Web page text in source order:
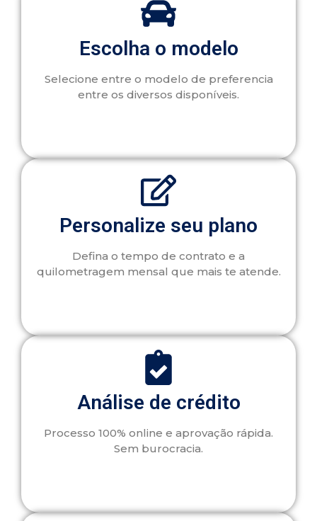
Escolha o modelo
Selecione entre o modelo de preferencia
entre os diversos disponíveis.
Personalize seu plano
Defina o tempo de contrato e a
quilometragem mensal que mais te atende.
Análise de crédito
Processo 100% online e aprovação rápida.
Sem burocracia.